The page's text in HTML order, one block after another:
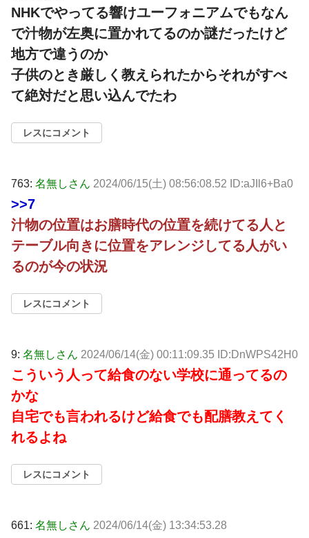
NHKでやってる響けユーフォニアムでもなん
で汁物が左奥に置かれてるのか謎だったけど
地方で違うのか
子供のとき厳しく教えられたからそれがすべ
て絶対だと思い込んでたわ
レスにコメント
763: 名無しさん 2024/06/15(土) 08:56:08.52 ID:aJIl6+Ba0
>>7
汁物の位置はお膳時代の位置を続けてる人と
テーブル向きに位置をアレンジしてる人がい
るのが今の状況
レスにコメント
9: 名無しさん 2024/06/14(金) 00:11:09.35 ID:DnWPS42H0
こういう人って給食のない学校に通ってるの
かな
自宅でも言われるけど給食でも配膳教えてく
れるよね
レスにコメント
661: 名無しさん 2024/06/14(金) 13:34:53.28